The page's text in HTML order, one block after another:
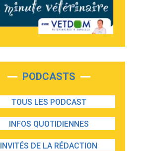
PODCASTS
TOUS LES PODCAST
INFOS QUOTIDIENNES
INVITÉS DE LA RÉDACTION